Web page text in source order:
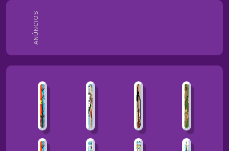
ANÚNCIOS